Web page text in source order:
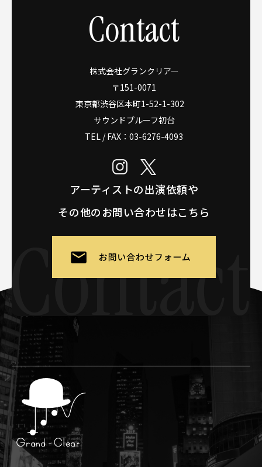
Contact
株式会社グランクリアー
〒151-0071
東京都渋谷区本町1-52-1-302
サウンドプルーフ初台
TEL / FAX：03-6276-4093
アーティストの出演依頼や
その他のお問い合わせはこちら